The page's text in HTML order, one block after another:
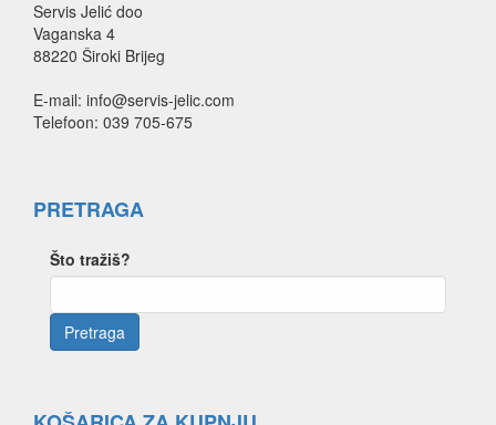
Servis Jelić doo
Vaganska 4
88220 Široki Brijeg
E-mail: info@servis-jelic.com
Telefoon: 039 705-675
PRETRAGA
Što tražiš?